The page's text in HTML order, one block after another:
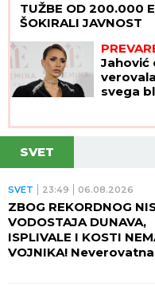
TUŽBE OD 200.000
ŠOKIRALI JAVNOST
Jahović
svega
SVET
SVET 23:49 06.08.2026
ZBOG REKORDNOG
VODOSTAJA DUNAVA,
ISPLIVALE I KOSTI
VOJNIKA!